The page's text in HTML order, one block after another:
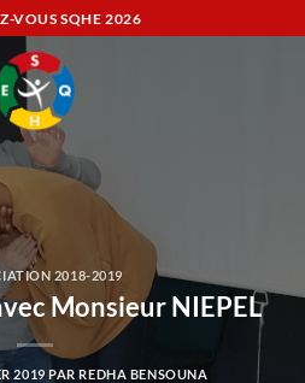
VOUS SQHE 2026
2018-2019
Monsieur NIEPEL
2019 PARREDHA BENSOUNA